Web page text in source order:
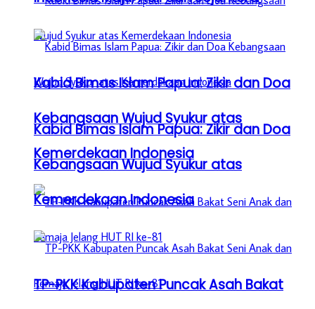
Kabid Bimas Islam Papua: Zikir dan Doa
Kebangsaan Wujud Syukur atas
Kemerdekaan Indonesia
TP-PKK Kabupaten Puncak Asah Bakat
Kabid Bimas Islam Papua: Zikir dan Doa
Kebangsaan Wujud Syukur atas
Kemerdekaan Indonesia